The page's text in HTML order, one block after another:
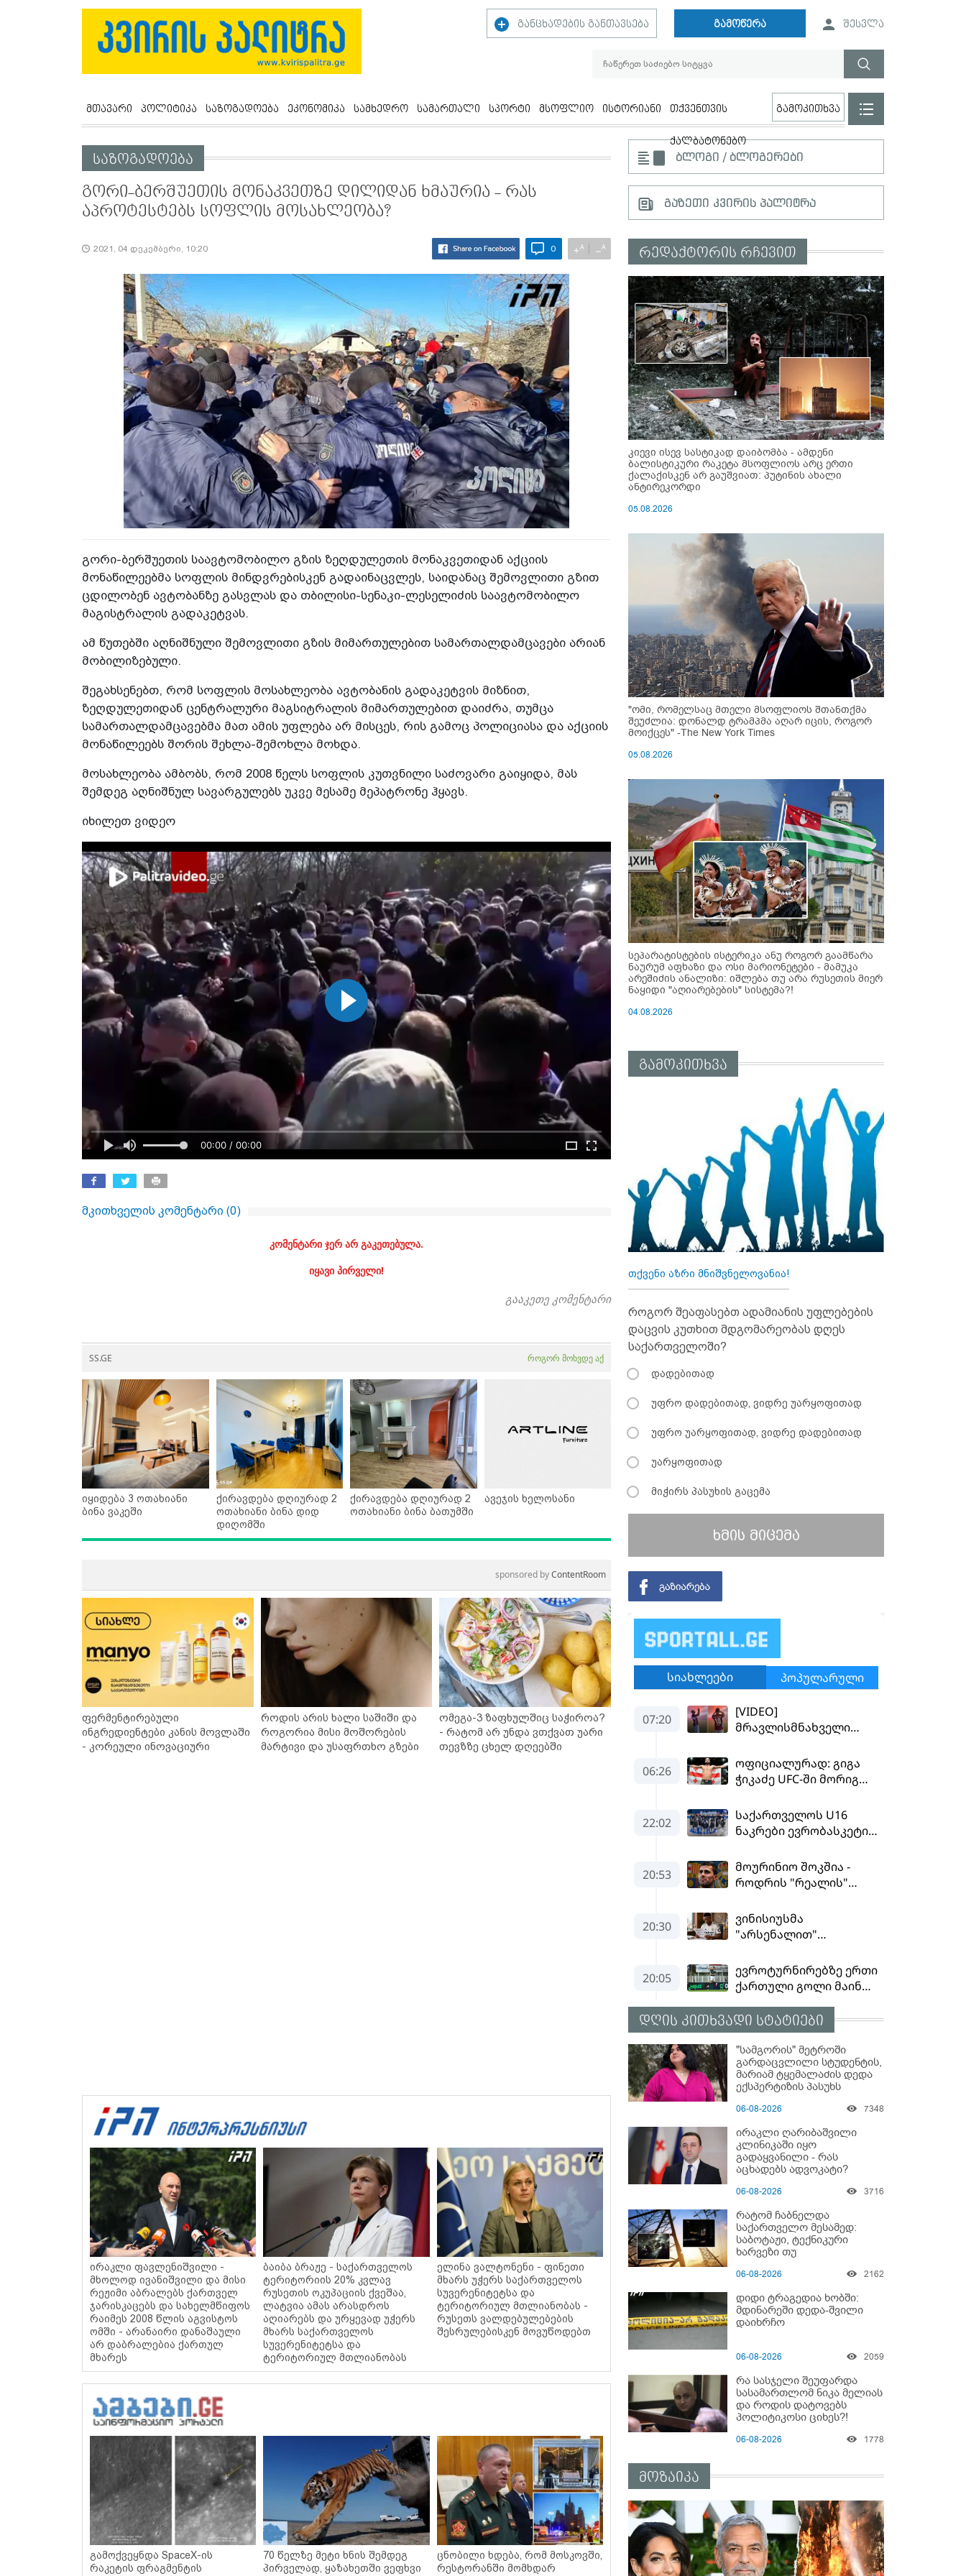
განცხადების განთავსება გამოწერა შესვლა
მთავარი პოლიტიკა საზოგადოება ეკონომიკა სამხედრო სამართალი სპორტი მსოფლიო ისტორიანი თქვენთვის
ქალბატონებო
გამოკითხვა
საზოგადოება
გორი-ბერშუეთის მონაკვეთზე დილიდან ხმაურია - რას
აპროტესტებს სოფლის მოსახლეობა?
2021, 04 დეკემბერი, 10:20 0 +A −A
გორი-ბერშუეთის საავტომობილო გზის ზეღდულეთის მონაკვეთიდან აქციის
მონაწილეებმა სოფლის მინდვრებისკენ გადაინაცვლეს, საიდანაც შემოვლითი გზით
ცდილობენ ავტობანზე გასვლას და თბილისი-სენაკი-ლესელიძის საავტომობილო
მაგისტრალის გადაკეტვას.
ამ წუთებში აღნიშნული შემოვლითი გზის მიმართულებით სამართალდამცავები არიან
მობილიზებული.
შეგახსენებთ, რომ სოფლის მოსახლეობა ავტობანის გადაკეტვის მიზნით,
ზეღდულეთიდან ცენტრალური მაგსიტრალის მიმართულებით დაიძრა, თუმცა
სამართალდამცავებმა მათ ამის უფლება არ მისცეს, რის გამოც პოლიციასა და აქციის
მონაწილეებს შორის შეხლა-შემოხლა მოხდა.
მოსახლეობა ამბობს, რომ 2008 წელს სოფლის კუთვნილი საძოვარი გაიყიდა, მას
შემდეგ აღნიშნულ სავარგულებს უკვე მესამე მეპატრონე ჰყავს.
იხილეთ ვიდეო
00:00 / 00:00
მკითხველის კომენტარი (0)
კომენტარი ჯერ არ გაკეთებულა.
იყავი პირველი!
გააკეთე კომენტარი
SS.GE როგორ მოხვდე აქ
იყიდება 3 ოთახიანი
ბინა ვაკეში
ქირავდება დღიურად 2
ოთახიანი ბინა დიდ
დიღომში
ქირავდება დღიურად 2
ოთახიანი ბინა ბათუმში
ავეჯის ხელოსანი
sponsored byContentRoom
ფერმენტირებული
ინგრედიენტები კანის მოვლაში
- კორეული ინოვაციური
როდის არის ხალი საშიში და
როგორია მისი მოშორების
მარტივი და უსაფრთხო გზები
ომეგა-3 ზაფხულშიც საჭიროა?
- რატომ არ უნდა ვთქვათ უარი
თევზზე ცხელ დღეებში
ირაკლი ფავლენიშვილი -
მხოლოდ ივანიშვილი და მისი
რეჟიმი აბრალებს ქართველ
ჯარისკაცებს და სახელმწიფოს
რაიმეს 2008 წლის აგვისტოს
ომში - არანაირი დანაშაული
არ დაბრალებია ქართულ
მხარეს
ბაიბა ბრაჟე - საქართველოს
ტერიტორიის 20% კვლავ
რუსეთის ოკუპაციის ქვეშაა,
ლატვია ამას არასდროს
აღიარებს და ურყევად უჭერს
მხარს საქართველოს
სუვერენიტეტსა და
ტერიტორიულ მთლიანობას
ელინა ვალტონენი - ფინეთი
მხარს უჭერს საქართველოს
სუვერენიტეტსა და
ტერიტორიულ მთლიანობას -
რუსეთს ვალდებულებების
შესრულებისკენ მოვუწოდებთ
გამოქვეყნდა SpaceX-ის
რაკეტის ფრაგმენტის
70 წელზე მეტი ხნის შემდეგ
პირველად, ყაზახეთში ვეფხვი
ცნობილი ხდება, რომ მოსკოვში,
რესტორანში მომხდარ
ბლოგი / ბლოგერები
გაზეთი კვირის პალიტრა
რედაქტორის რჩევით
კიევი ისევ სასტიკად დაიბომბა - ამდენი
ბალისტიკური რაკეტა მსოფლიოს არც ერთი
ქალაქისკენ არ გაუშვიათ: პუტინის ახალი
ანტირეკორდი
05.08.2026
"ომი, რომელსაც მთელი მსოფლიოს შთანთქმა
შეუძლია: დონალდ ტრამპმა აღარ იცის, როგორ
მოიქცეს" -The New York Times
05.08.2026
სეპარატისტების ისტერიკა ანუ როგორ გაამწარა
ნაურუმ აფხაზი და ოსი მარიონეტები - მამუკა
არეშიძის ანალიზი: იშლება თუ არა რუსეთის მიერ
ნაყიდი "აღიარებების" სისტემა?!
04.08.2026
გამოკითხვა
თქვენი აზრი მნიშვნელოვანია!
როგორ შეაფასებთ ადამიანის უფლებების
დაცვის კუთხით მდგომარეობას დღეს
საქართველოში?
დადებითად
უფრო დადებითად, ვიდრე უარყოფითად
უფრო უარყოფითად, ვიდრე დადებითად
უარყოფითად
მიჭირს პასუხის გაცემა
ხმის მიცემა
დღის კითხვადი სტატიები
"სამგორის" მეტროში
გარდაცვლილი სტუდენტის,
მარიამ ტყემალაძის დედა
ექსპერტიზის პასუხს
გოგონას გარდაცვალების
06-08-2026 7348
ირაკლი ღარიბაშვილი
კლინიკაში იყო
გადაყვანილი - რას
აცხადებს ადვოკატი?
06-08-2026 3716
რატომ ჩაბნელდა
საქართველო მესამედ:
საბოტაჟი, ტექნიკური
ხარვეზი თუ
სანდრო თვალჭრელიძის
06-08-2026 2162
დიდი ტრაგედია ხობში:
მდინარეში დედა-შვილი
დაიხრჩო
06-08-2026 2059
რა სასჯელი შეუფარდა
სასამართლომ ნიკა მელიას
და როდის დატოვებს
პოლიტიკოსი ციხეს?!
06-08-2026 1778
მოზაიკა